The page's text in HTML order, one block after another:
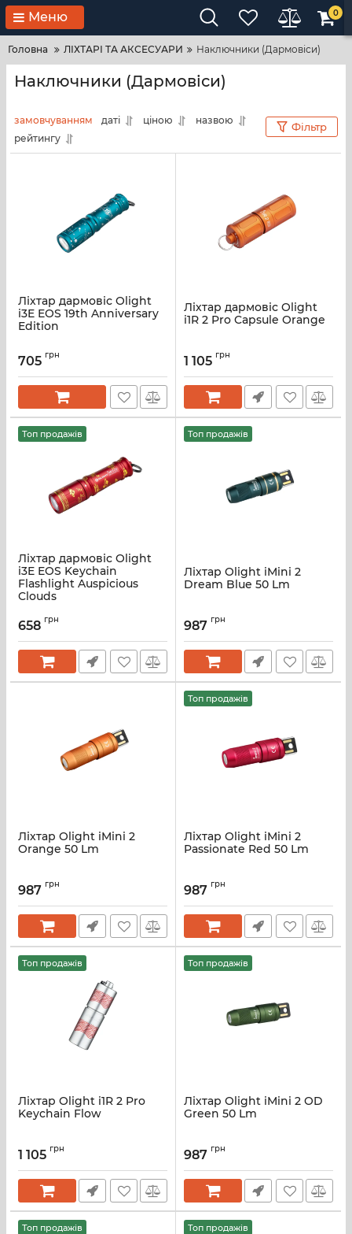
Меню 0
Головна ЛІХТАРІ ТА АКСЕСУАРИ Наключники (Дармовіси)
Наключники (Дармовіси)
замовчуванням даті ціною
назвою
рейтингу
Фільтр
Ліхтар дармовіс Olight
i3E EOS 19th Anniversary
Edition
705 грн
Ліхтар дармовіс Olight
i1R 2 Pro Capsule Orange
1 105 грн
Топ продажів
Ліхтар дармовіс Olight
i3E EOS Keychain
Flashlight Auspicious
Clouds
658 грн
Топ продажів
Ліхтар Olight iMini 2
Dream Blue 50 Lm
987 грн
Ліхтар Olight iMini 2
Orange 50 Lm
987 грн
Топ продажів
Ліхтар Olight iMini 2
Passionate Red 50 Lm
987 грн
Топ продажів
Ліхтар Olight i1R 2 Pro
Keychain Flow
1 105 грн
Топ продажів
Ліхтар Olight iMini 2 OD
Green 50 Lm
987 грн
Топ продажів Топ продажів